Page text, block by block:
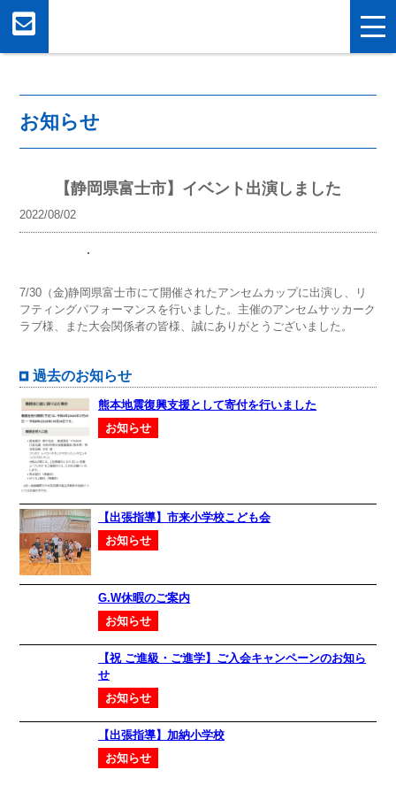
お知らせ
【静岡県富士市】イベント出演しました
2022/08/02
7/30（金)静岡県富士市にて開催されたアンセムカップに出演し、リ
フティングパフォーマンスを行いました。主催のアンセムサッカーク
ラブ様、また大会関係者の皆様、誠にありがとうございました。
過去のお知らせ
熊本地震復興支援として寄付を行いました
お知らせ
【出張指導】市来小学校こども会
お知らせ
G.W休暇のご案内
お知らせ
【祝 ご進級・ご進学】ご入会キャンペーンのお知ら
せ
お知らせ
【出張指導】加納小学校
お知らせ